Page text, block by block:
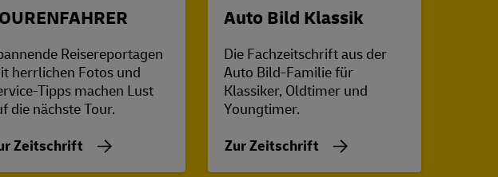
Reisereportagen
herrlichen Fotos und
Tipps machen Lust
die nächste Tour.
Zeitschrift
Auto Bild Klassik
Die Fachzeitschrift aus der
Auto Bild-Familie für
Klassiker, Oldtimer und
Youngtimer.
Zur Zeitschrift